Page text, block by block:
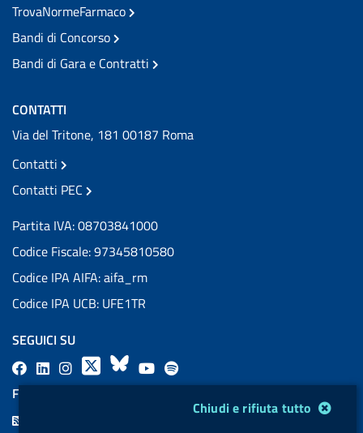
Chiudi e rifiuta tutto
TrovaNormeFarmaco
Bandi di Concorso
Bandi di Gara e Contratti
CONTATTI
Via del Tritone, 181 00187 Roma
Contatti
Contatti PEC
Partita IVA: 08703841000
Codice Fiscale: 97345810580
Codice IPA AIFA: aifa_rm
Codice IPA UCB: UFE1TR
SEGUICI SU
F
a
L
i
a
X
B
l
Y
o
l
a
FEED RSS